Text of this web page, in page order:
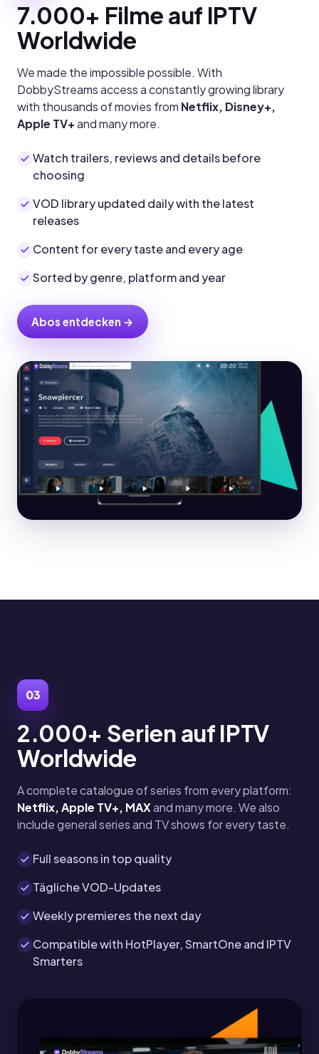
7.000+ Filme auf IPTV
Worldwide
We made the impossible possible. With
DobbyStreams access a constantly growing library
with thousands of movies from Netflix, Disney+,
Apple TV+and many more.
Watch trailers, reviews and details before
choosing
VOD library updated daily with the latest
releases
Content for every taste and every age
Sorted by genre, platform and year
Abos entdecken →
03
2.000+ Serien auf IPTV
Worldwide
A complete catalogue of series from every platform:
Netflix, Apple TV+, MAXand many more. We also
include general series and TV shows for every taste.
Full seasons in top quality
Tägliche VOD-Updates
Weekly premieres the next day
Compatible with HotPlayer, SmartOne and IPTV
Smarters